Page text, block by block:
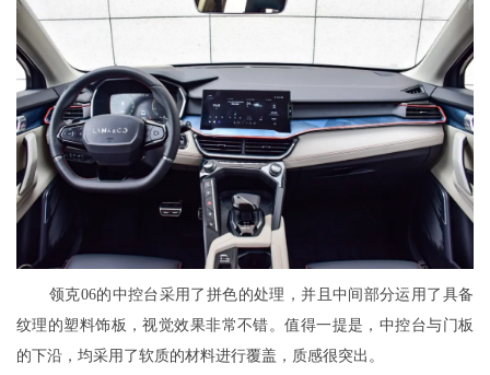
领克06的中控台采用了拼色的处理，并且中间部分运用了具备
纹理的塑料饰板，视觉效果非常不错。值得一提是，中控台与门板
的下沿，均采用了软质的材料进行覆盖，质感很突出。